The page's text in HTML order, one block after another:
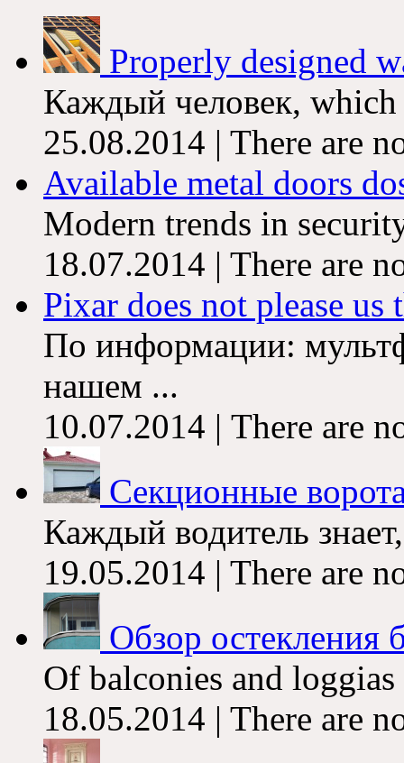
Properly designed
Каждый человек,
25.08.2014 | There are
Available metal doors
Modern trends in
18.07.2014 | There are
Pixar does not please us
По информации:
нашем ...
10.07.2014 | There are
Секционные
Каждый водитель
19.05.2014 | There are
Обзор остекления
Of balconies and
18.05.2014 | There are